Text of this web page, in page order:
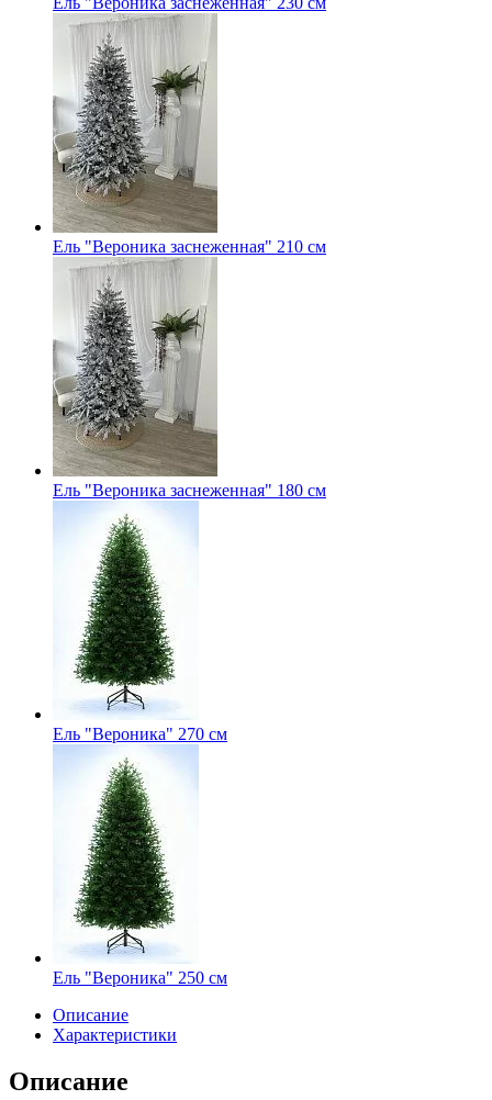
Ель "Вероника заснеженная" 210 см
Ель "Вероника заснеженная" 180 см
Ель "Вероника" 270 см
Ель "Вероника" 250 см
Описание
Характеристики
Описание